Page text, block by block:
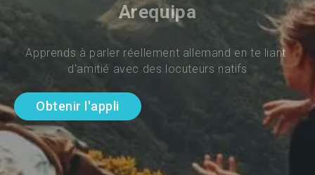
Arequipa
Apprends à parler réellement allemand en te liant
d'amitié avec des locuteurs natifs
Obtenir l'appli